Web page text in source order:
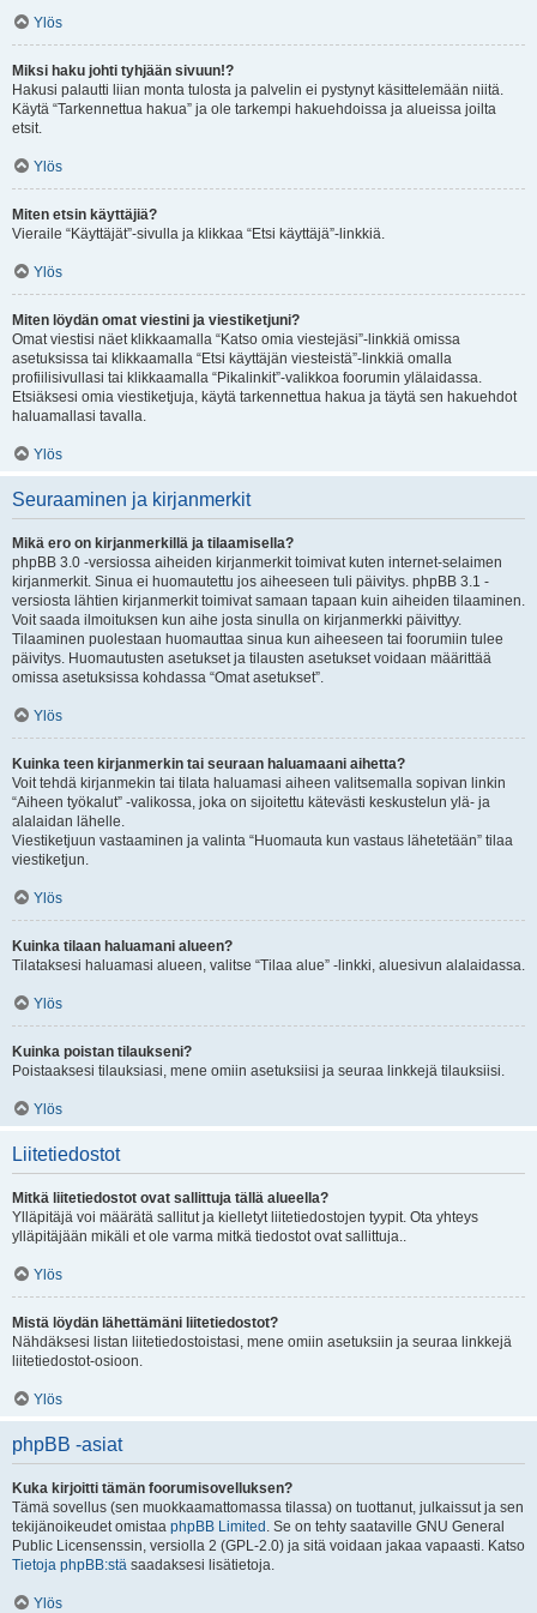
Ylös
Miksi haku johti tyhjään sivuun!?
Hakusi palautti liian monta tulosta ja palvelin ei pystynyt käsittelemään niitä.
Käytä “Tarkennettua hakua” ja ole tarkempi hakuehdoissa ja alueissa joilta
etsit.
Ylös
Miten etsin käyttäjiä?
Vieraile “Käyttäjät”-sivulla ja klikkaa “Etsi käyttäjä”-linkkiä.
Ylös
Miten löydän omat viestini ja viestiketjuni?
Omat viestisi näet klikkaamalla “Katso omia viestejäsi”-linkkiä omissa
asetuksissa tai klikkaamalla “Etsi käyttäjän viesteistä”-linkkiä omalla
profiilisivullasi tai klikkaamalla “Pikalinkit”-valikkoa foorumin ylälaidassa.
Etsiäksesi omia viestiketjuja, käytä tarkennettua hakua ja täytä sen hakuehdot
haluamallasi tavalla.
Ylös
Seuraaminen ja kirjanmerkit
Mikä ero on kirjanmerkillä ja tilaamisella?
phpBB 3.0 -versiossa aiheiden kirjanmerkit toimivat kuten internet-selaimen
kirjanmerkit. Sinua ei huomautettu jos aiheeseen tuli päivitys. phpBB 3.1 -
versiosta lähtien kirjanmerkit toimivat samaan tapaan kuin aiheiden tilaaminen.
Voit saada ilmoituksen kun aihe josta sinulla on kirjanmerkki päivittyy.
Tilaaminen puolestaan huomauttaa sinua kun aiheeseen tai foorumiin tulee
päivitys. Huomautusten asetukset ja tilausten asetukset voidaan määrittää
omissa asetuksissa kohdassa “Omat asetukset”.
Ylös
Kuinka teen kirjanmerkin tai seuraan haluamaani aihetta?
Voit tehdä kirjanmekin tai tilata haluamasi aiheen valitsemalla sopivan linkin
“Aiheen työkalut” -valikossa, joka on sijoitettu kätevästi keskustelun ylä- ja
alalaidan lähelle.
Viestiketjuun vastaaminen ja valinta “Huomauta kun vastaus lähetetään” tilaa
viestiketjun.
Ylös
Kuinka tilaan haluamani alueen?
Tilataksesi haluamasi alueen, valitse “Tilaa alue” -linkki, aluesivun alalaidassa.
Ylös
Kuinka poistan tilaukseni?
Poistaaksesi tilauksiasi, mene omiin asetuksiisi ja seuraa linkkejä tilauksiisi.
Ylös
Liitetiedostot
Mitkä liitetiedostot ovat sallittuja tällä alueella?
Ylläpitäjä voi määrätä sallitut ja kielletyt liitetiedostojen tyypit. Ota yhteys
ylläpitäjään mikäli et ole varma mitkä tiedostot ovat sallittuja..
Ylös
Mistä löydän lähettämäni liitetiedostot?
Nähdäksesi listan liitetiedostoistasi, mene omiin asetuksiin ja seuraa linkkejä
liitetiedostot-osioon.
Ylös
phpBB -asiat
Kuka kirjoitti tämän foorumisovelluksen?
Tämä sovellus (sen muokkaamattomassa tilassa) on tuottanut, julkaissut ja sen
tekijänoikeudet omistaa phpBB Limited . Se on tehty saataville GNU General
Public Licensenssin, versiolla 2 (GPL-2.0) ja sitä voidaan jakaa vapaasti. Katso
Tietoja phpBB:stä saadaksesi lisätietoja.
Ylös